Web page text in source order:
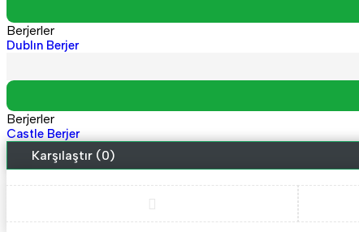
Berjerler
Dublın Berjer
Berjerler
Castle Berjer
Karşılaştır (0)